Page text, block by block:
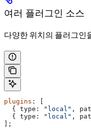
여러 플러그인 소스
다양한 위치의 플러그인
plugins : [
  {
type: "local" ,
  {
type: "local" ,
];